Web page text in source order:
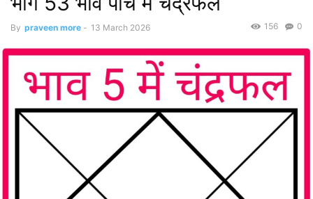
By praveen more - 13 March 2026 0
156